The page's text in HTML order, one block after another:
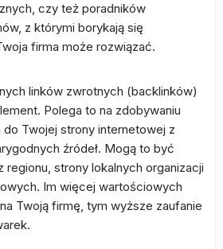
czy też poradników
z którymi borykają się
firma może rozwiązać.
linków zwrotnych (backlinków)
Polega to na zdobywaniu
Twojej strony internetowej z
źródeł. Mogą to być
regionu, strony lokalnych organizacji
Im więcej wartościowych
Twoją firmę, tym wyższe zaufanie